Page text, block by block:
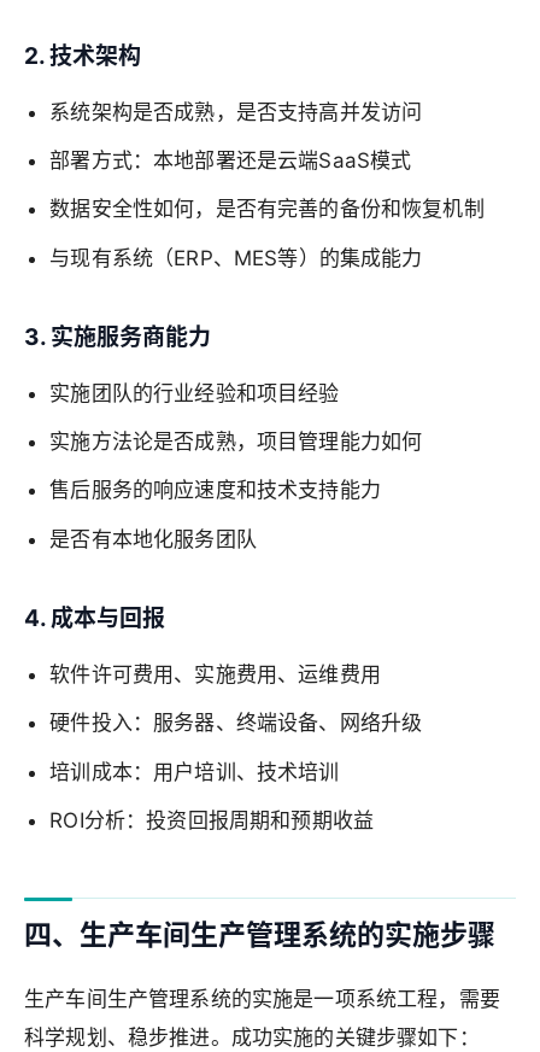
2. 技术架构
系统架构是否成熟，是否支持高并发访问
部署方式：本地部署还是云端SaaS模式
数据安全性如何，是否有完善的备份和恢复机制
与现有系统（ERP、MES等）的集成能力
3. 实施服务商能力
实施团队的行业经验和项目经验
实施方法论是否成熟，项目管理能力如何
售后服务的响应速度和技术支持能力
是否有本地化服务团队
4. 成本与回报
软件许可费用、实施费用、运维费用
硬件投入：服务器、终端设备、网络升级
培训成本：用户培训、技术培训
ROI分析：投资回报周期和预期收益
四、生产车间生产管理系统的实施步骤
生产车间生产管理系统的实施是一项系统工程，需要
科学规划、稳步推进。成功实施的关键步骤如下：